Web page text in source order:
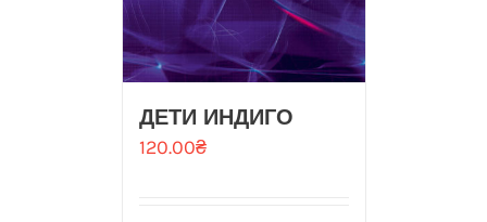
ДЕТИ ИНДИГО
120.00₴